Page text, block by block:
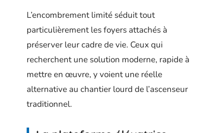
L’encombrement limité séduit tout
particulièrement les foyers attachés à
préserver leur cadre de vie. Ceux qui
recherchent une solution moderne, rapide à
mettre en œuvre, y voient une réelle
alternative au chantier lourd de l’ascenseur
traditionnel.